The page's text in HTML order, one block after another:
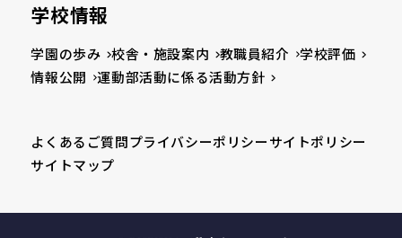
学校情報
学園の歩み 校舎・施設案内 教職員紹介
学校評価
情報公開
運動部活動に係る活動方針
よくあるご質問プライバシーポリシーサイトポリシー
サイトマップ